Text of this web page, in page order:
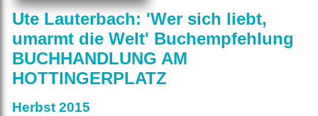
Ute Lauterbach: 'Wer sich liebt,
umarmt die Welt' Buchempfehlung
BUCHHANDLUNG AM
HOTTINGERPLATZ
Herbst 2015